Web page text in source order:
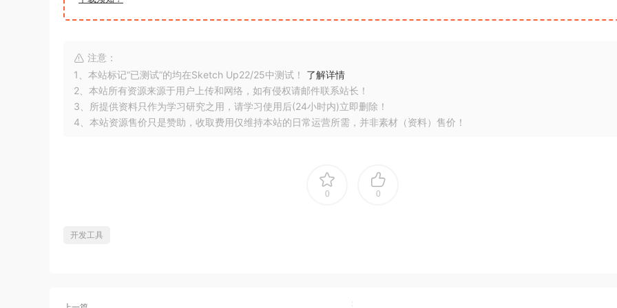
注意：
1、本站标记“已测试”的均在Sketch Up22/25中测试！ 了解详情
2、本站所有资源来源于用户上传和网络，如有侵权请邮件联系站长！
3、所提供资料只作为学习研究之用，请学习使用后(24小时内)立即删除！
4、本站资源售价只是赞助，收取费用仅维持本站的日常运营所需，并非素材（资料）售价！
0 0
开发工具